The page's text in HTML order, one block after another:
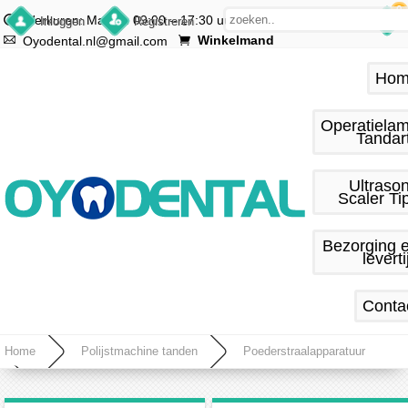
Inloggen Registreren
Werkuren: Ma.–vr. 09:00 – 17:30 uur
Oyodental.nl@gmail.com
Winkelmand
0
Scaler
Bezorging
Home Polijstmachine tanden Poederstraalapparatuur